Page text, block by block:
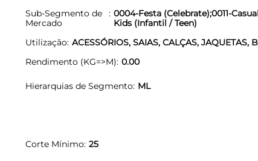
Sub-Segmento de
Mercado
0004-Festa (Celebrate);0011-
Kids (Infantil / Teen)
Utilização ACESSÓRIOS, SAIAS, CALÇAS, JAQUETAS,
Rendimento (KG=>M) 0.00
Hierarquias de Segmento ML
Corte Mínimo 25